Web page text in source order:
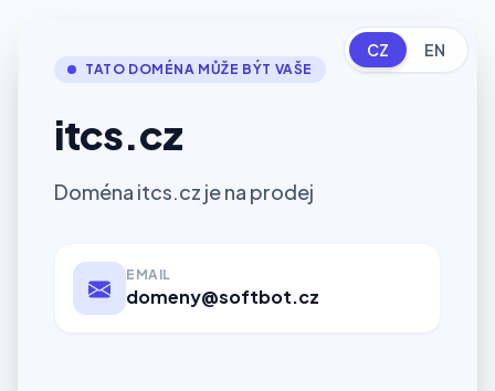
CZ EN
TATO DOMÉNA MŮŽE BÝT VAŠE
itcs.cz
Doména itcs.cz je na prodej
EMAIL
domeny@softbot.cz